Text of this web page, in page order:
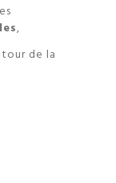
,
de la